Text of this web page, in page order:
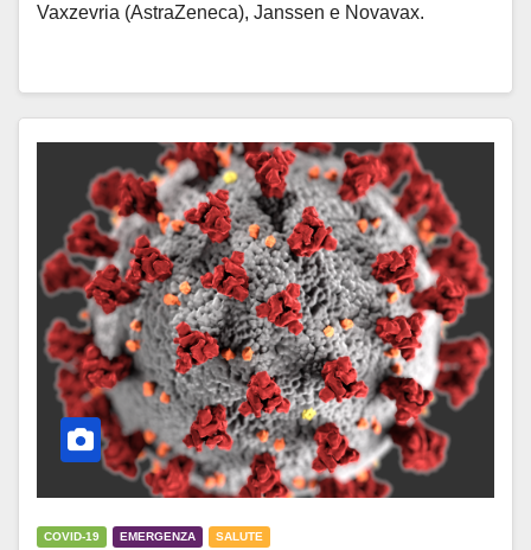
Vaxzevria (AstraZeneca), Janssen e Novavax.
COVID-19 EMERGENZA SALUTE